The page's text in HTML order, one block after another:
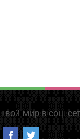
Твой Мир в соц.